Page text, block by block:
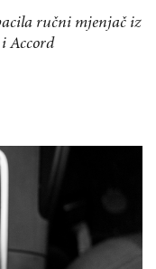
ručni mjenjač iz
Accord